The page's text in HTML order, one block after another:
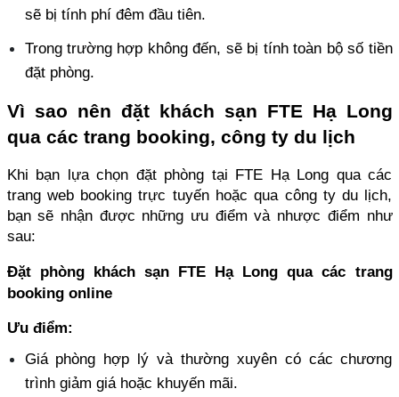
sẽ bị tính phí đêm đầu tiên.
Trong trường hợp không đến, sẽ bị tính toàn bộ số tiền
đặt phòng.
Vì sao nên đặt khách sạn FTE Hạ Long
qua các trang booking, công ty du lịch
Khi bạn lựa chọn đặt phòng tại FTE Hạ Long qua các
trang web booking trực tuyến hoặc qua công ty du lịch,
bạn sẽ nhận được những ưu điểm và nhược điểm như
sau:
Đặt phòng khách sạn FTE Hạ Long qua các trang
booking online
Ưu điểm:
Giá phòng hợp lý và thường xuyên có các chương
trình giảm giá hoặc khuyến mãi.